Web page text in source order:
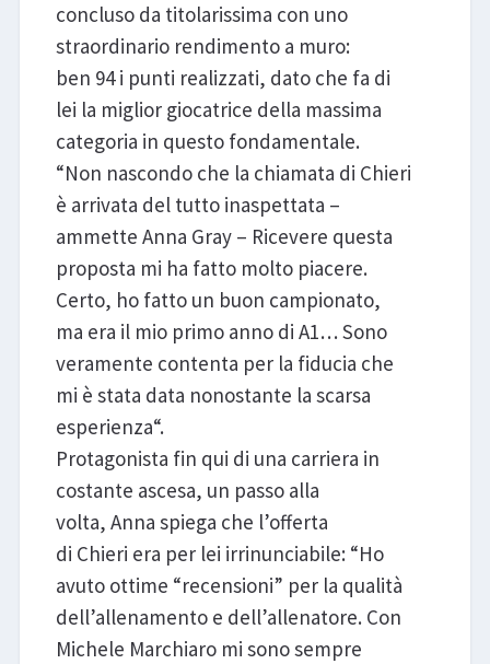
concluso da titolarissima con uno
straordinario rendimento a muro:
ben 94 i punti realizzati, dato che fa di
lei la miglior giocatrice della massima
categoria in questo fondamentale.
“Non nascondo che la chiamata di Chieri
è arrivata del tutto inaspettata –
ammette Anna Gray – Ricevere questa
proposta mi ha fatto molto piacere.
Certo, ho fatto un buon campionato,
ma era il mio primo anno di A1… Sono
veramente contenta per la fiducia che
mi è stata data nonostante la scarsa
esperienza“.
Protagonista fin qui di una carriera in
costante ascesa, un passo alla
volta, Anna spiega che l’offerta
di Chieri era per lei irrinunciabile: “Ho
avuto ottime “recensioni” per la qualità
dell’allenamento e dell’allenatore. Con
Michele Marchiaro mi sono sempre